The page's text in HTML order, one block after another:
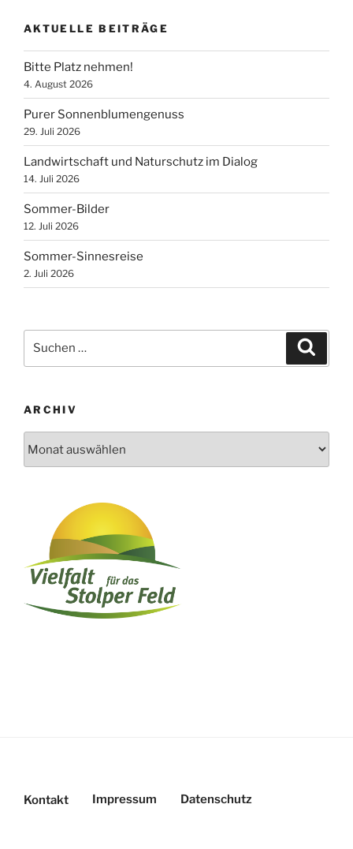
AKTUELLE BEITRÄGE
Bitte Platz nehmen!
4. August 2026
Purer Sonnenblumengenuss
29. Juli 2026
Landwirtschaft und Naturschutz im Dialog
14. Juli 2026
Sommer-Bilder
12. Juli 2026
Sommer-Sinnesreise
2. Juli 2026
nach:
ARCHIV
Kontakt Impressum Datenschutz